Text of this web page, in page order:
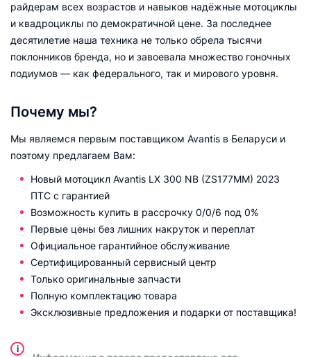
райдерам всех возрастов и навыков надёжные мотоциклы
и квадроциклы по демократичной цене. За последнее
десятилетие наша техника не только обрела тысячи
поклонников бренда, но и завоевала множество гоночных
подиумов — как федерального, так и мирового уровня.
Почему мы?
Мы являемся первым поставщиком Avantis в Беларуси и
поэтому предлагаем Вам:
Новый мотоцикл Avantis LX 300 NB (ZS177MM) 2023
ПТС с гарантией
Возможность купить в рассрочку 0/0/6 под 0%
Первые цены без лишних накруток и переплат
Официальное гарантийное обслуживание
Сертифицированный сервисный центр
Только оригинальные запчасти
Полную комплектацию товара
Эксклюзивные предложения и подарки от поставщика!
i